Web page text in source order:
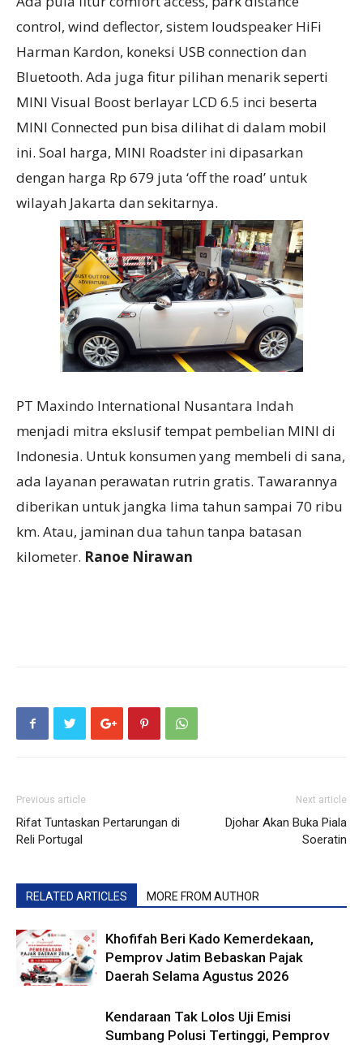
control, wind deflector, sistem loudspeaker HiFi
Harman Kardon, koneksi USB connection dan
Bluetooth. Ada juga fitur pilihan menarik seperti
MINI Visual Boost berlayar LCD 6.5 inci beserta
MINI Connected pun bisa dilihat di dalam mobil
ini. Soal harga, MINI Roadster ini dipasarkan
dengan harga Rp 679 juta ‘off the road’ untuk
wilayah Jakarta dan sekitarnya.
PT Maxindo International Nusantara Indah
menjadi mitra ekslusif tempat pembelian MINI di
Indonesia. Untuk konsumen yang membeli di sana,
ada layanan perawatan rutrin gratis. Tawarannya
diberikan untuk jangka lima tahun sampai 70 ribu
km. Atau, jaminan dua tahun tanpa batasan
kilometer. Ranoe Nirawan
Previous article
Rifat Tuntaskan Pertarungan di
Reli Portugal
Next article
Djohar Akan Buka Piala
Soeratin
RELATED ARTICLES MORE FROM AUTHOR
Khofifah Beri Kado Kemerdekaan,
Pemprov Jatim Bebaskan Pajak
Daerah Selama Agustus 2026
Kendaraan Tak Lolos Uji Emisi
Sumbang Polusi Tertinggi, Pemprov